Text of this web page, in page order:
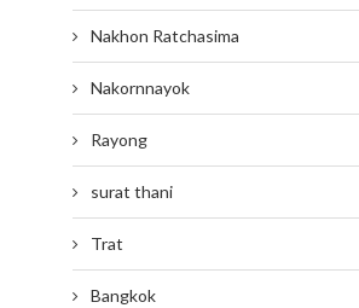
Nakhon Ratchasima
Nakornnayok
Rayong
surat thani
Trat
Bangkok